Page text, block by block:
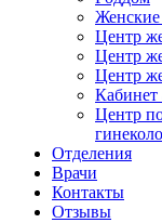
Женские
Центр
Центр
Центр
Кабинет
Центр
Отделения
Врачи
Контакты
Отзывы